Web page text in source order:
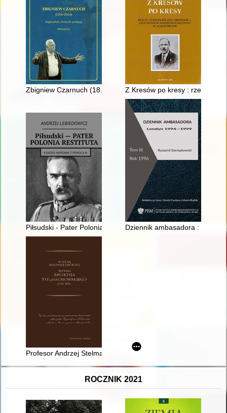
Zbigniew Czarnuch (18.03.1930 - 22.09.2024) : regionalista,
Z Kresów po kresy : rzecz o
Piłsudski - Pater Polonia RestitutaDziennik ambasadora :
Profesor Andrzej Stelmachowski : (biografia naukowa,
ROCZNIK 2021